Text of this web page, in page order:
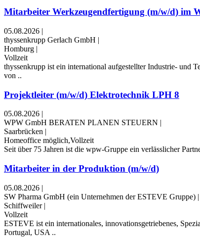
Mitarbeiter Werkzeugendfertigung (m/w/d) im
05.08.2026 |
thyssenkrupp Gerlach GmbH |
Homburg |
Vollzeit
thyssenkrupp ist ein international aufgestellter Industrie- und
von ..
Projektleiter (m/w/d) Elektrotechnik LPH 8
05.08.2026 |
WPW GmbH BERATEN PLANEN STEUERN |
Saarbrücken |
Homeoffice möglich,Vollzeit
Seit über 75 Jahren ist die wpw-Gruppe ein verlässlicher
Mitarbeiter in der Produktion (m/w/d)
05.08.2026 |
SW Pharma GmbH (ein Unternehmen der ESTEVE Gruppe) |
Schiffweiler |
Vollzeit
ESTEVE ist ein internationales, innovationsgetriebenes,
Portugal, USA ..